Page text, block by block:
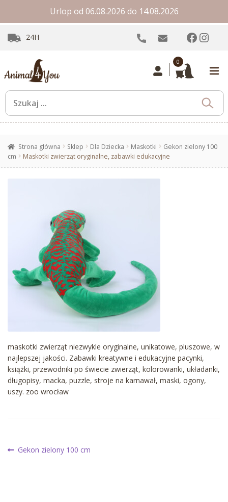
Urlop od 06.08.2026 do 14.08.2026
24H
0
Strona główna Sklep Dla Dziecka Maskotki
Gekon zielony 100
cm
Maskotki zwierząt oryginalne, zabawki edukacyjne
maskotki zwierząt niezwykle oryginalne, unikatowe, pluszowe, w
najlepszej jakości. Zabawki kreatywne i edukacyjne pacynki,
książki, przewodniki po świecie zwierząt, kolorowanki, układanki,
długopisy, macka, puzzle, stroje na karnawał, maski, ogony,
uszy. zoo wrocław
Nawigacja
Poprzedni
Gekon zielony 100 cm